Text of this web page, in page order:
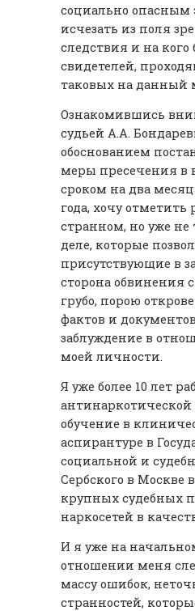
социально опасным
исчезать из поля
следствия и на
свидетелей,
таковых на данный
Ознакомившись
судьей А.А.
обоснованием
меры пресечения в
сроком на два
года, хочу
странном, но уже
деле, которые
присутствующие в
сторона обвинения
грубо, порою
фактов и
заблуждение в
моей личности.
Я уже более 10 лет
обучение в
аспирантуре в
социальной и
Сербского в Москве
крупных судебных
наркосетей в
И я уже на
отношении меня
массу ошибок,
странностей,